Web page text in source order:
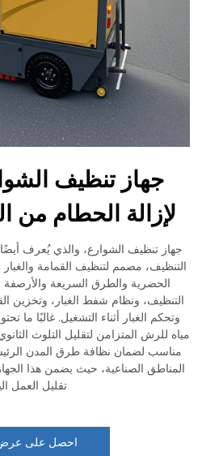
جهاز تنظيف الشوارع:
الحطام من
تنظيف الشوارع، والذي يُعرف أيضًا
مصمم لتنظيف القمامة والغبار
والطرق السريعة والأرصفة
ونظام شفط الغبار، وتخزين القمامة،
الغبار أثناء التشغيل. غالبًا ما تحتوي
المتزامن لتقليل التلوث الثانوي عن
لضمان نظافة طرق المدن الرئيسية
الصناعية، حيث يضمن هذا الجهاز
تقليل العمل اليدوي.
احصل على عرض أسعار